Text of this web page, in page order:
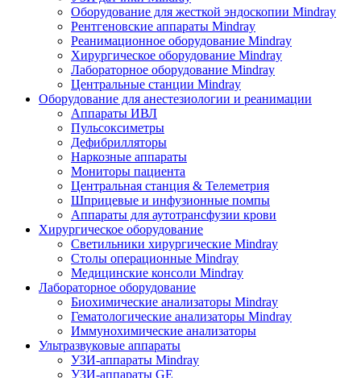
Оборудование для жесткой эндоскопии Mindray
Рентгеновские аппараты Mindray
Реанимационное оборудование Mindray
Хирургическое оборудование Mindray
Лабораторное оборудование Mindray
Центральные станции Mindray
Оборудование для анестезиологии и реанимации
Аппараты ИВЛ
Пульсоксиметры
Дефибрилляторы
Наркозные аппараты
Мониторы пациента
Центральная станция & Телеметрия
Шприцевые и инфузионные помпы
Аппараты для аутотрансфузии крови
Хирургическое оборудование
Светильники хирургические Mindray
Столы операционные Mindray
Медицинские консоли Mindray
Лабораторное оборудование
Биохимические анализаторы Mindray
Гематологические анализаторы Mindray
Иммунохимические анализаторы
Ультразвуковые аппараты
УЗИ-аппараты Mindray
УЗИ-аппараты GE